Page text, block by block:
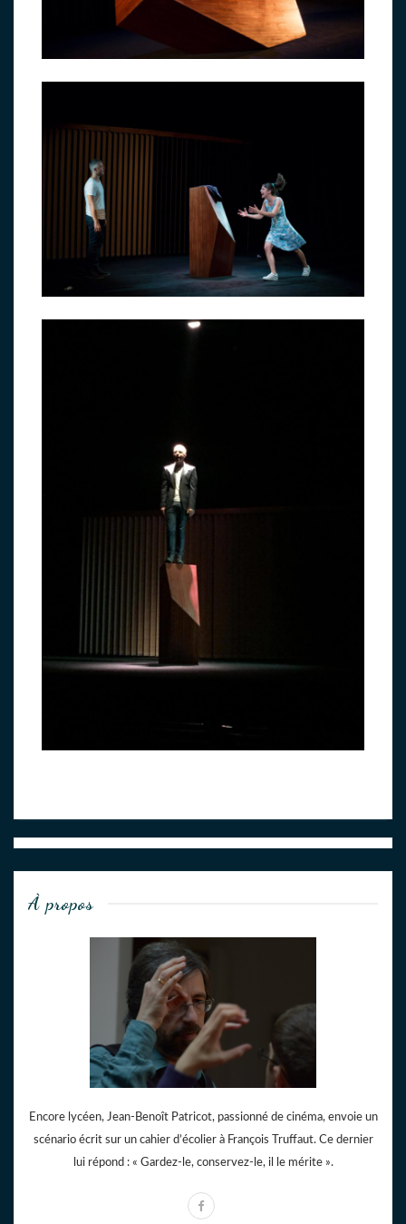
À propos
Encore lycéen, Jean-Benoît Patricot, passionné de cinéma, envoie un
scénario écrit sur un cahier d’écolier à François Truffaut. Ce dernier
lui répond : « Gardez-le, conservez-le, il le mérite ».